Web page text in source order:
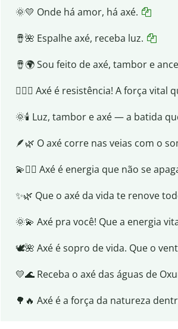
🌞💛 Onde há amor, há axé.
🪘🌺 Espalhe axé, receba luz.
🪘🌍 Sou feito de axé, tambor e
✊🏾🔥 Axé é resistência! A força
🌞🕯️ Luz, tambor e axé — a batida
🪶🌿 O axé corre nas veias com o
💫✊🏾 Axé é energia que não se
✨🌿 Que o axé da vida te renove
🌞💫 Axé pra você! Que a energia
🕊️🌺 Axé é sopro de vida. Que o
💛🌊 Receba o axé das águas de
🌳🔥 Axé é a força da natureza